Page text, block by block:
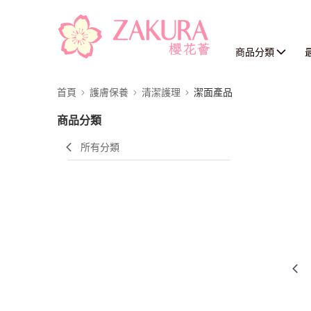
商品分類
首頁 護膚保養 清潔護理 潔面產品
商品分類
所有分類